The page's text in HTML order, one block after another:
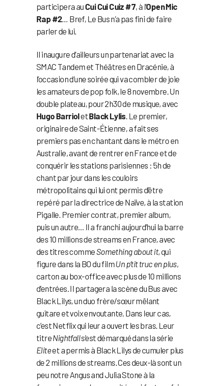
participera au Cui Cui Cuiz #7, à l’Open Mic
Rap #2… Bref, Le Bus n’a pas fini de faire
parler de lui.
Il inaugure d’ailleurs un partenariat avec la
SMAC Tandem et Théâtres en Dracénie, à
l’occasion d’une soirée qui va combler de joie
les amateurs de pop folk, le 8 novembre. Un
double plateau, pour 2h30 de musique, avec
Hugo BarrioletBlack Lylis. Le premier,
originaire de Saint-Étienne, a fait ses
premiers pas en chantant dans le métro en
Australie, avant de rentrer en France et de
conquérir les stations parisiennes : 5h de
chant par jour dans les couloirs
métropolitains qui lui ont permis d’être
repéré par la directrice de Naïve, à la station
Pigalle. Premier contrat, premier album,
puis un autre… Il a franchi aujourd’hui la barre
des 10 millions de streams en France, avec
des titres comme Something about it, qui
figure dans la BO du filmUn p’tit truc en plus,
carton au box-office avec plus de 10 millions
d’entrées. Il partagera la scène du Bus avec
Black Lilys, un duo frère/sœur mêlant
guitare et voix envoutante. Dans leur cas,
c’est Netflix qui leur a ouvert les bras. Leur
titreNightfalls’est démarqué dans la série
Eliteet a permis à Black Lilys de cumuler plus
de 2 millions de streams. Ces deux-là sont un
peu notre Angus and Julia Stone à la